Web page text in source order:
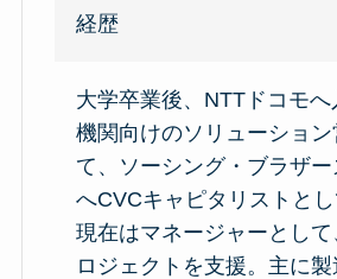
経歴
大学卒業後、NTTドコモへ
機関向けのソリューショ
て、ソーシング・ブラザ
へCVCキャピタリストとし
現在はマネージャーとし
ロジェクトを支援。主に